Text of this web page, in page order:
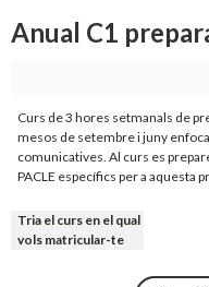
Anual C1
Curs de 3 hores setmanals de
mesos de setembre i juny
comunicatives. Al curs es
PACLE específics per a aquesta
Tria el curs en el qual
vols matricular-te